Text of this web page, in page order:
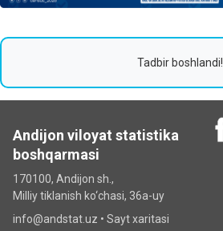
Tadbir boshlandi!
Andijon viloyat statistika
boshqarmasi
170100, Andijon sh.,
Milliy tiklanish ko‘chаsi, 36a-uy
info@andstat.uz • Sayt xaritasi